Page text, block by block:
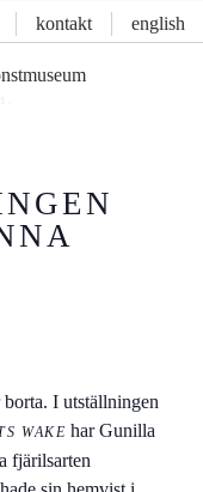
kontakt english
I utställningen
WAKE har Gunilla
fjärilsarten